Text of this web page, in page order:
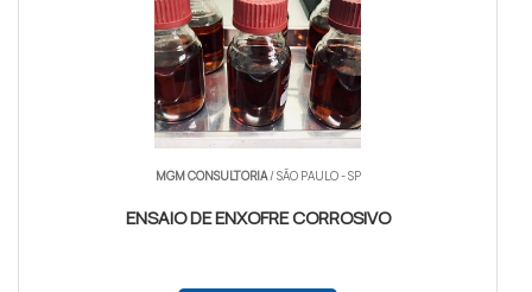
MGM CONSULTORIA/ SÃO PAULO - SP
ENSAIO DE ENXOFRE CORROSIVO